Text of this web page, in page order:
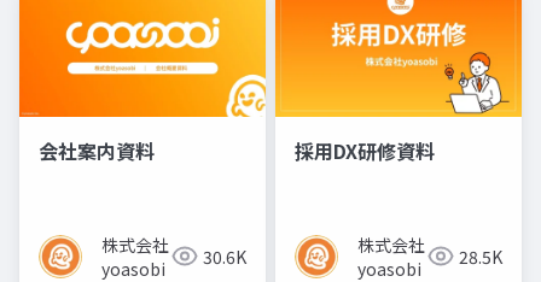
会社案内資料
株式会社
yoasobi
30.6K
採用DX研修資料
株式会社
yoasobi
28.5K